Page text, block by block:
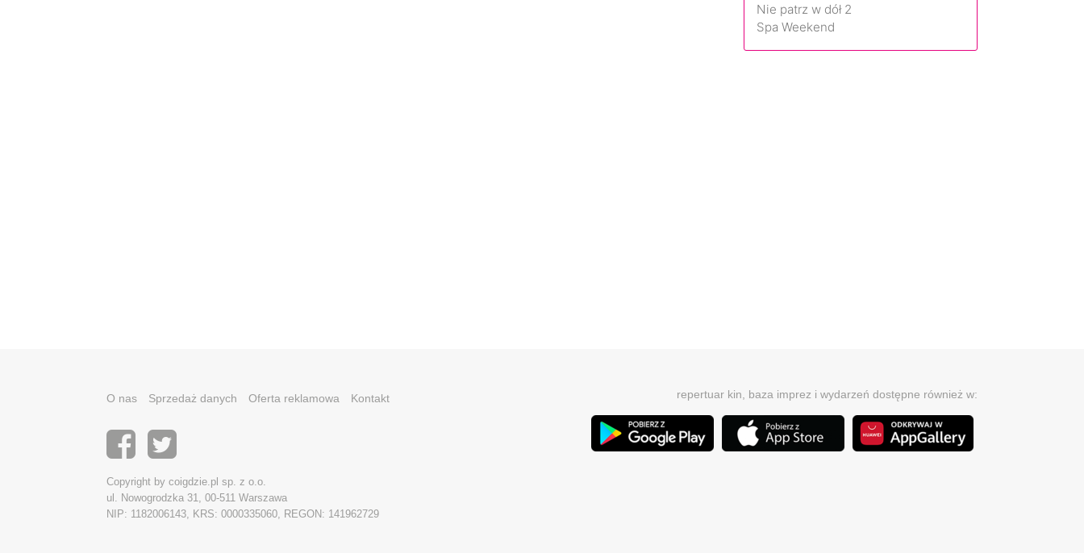
Nie patrz w dół 2
Spa Weekend
O nas Sprzedaż danych Oferta reklamowa Kontakt
Copyright by coigdzie.pl sp. z o.o.
ul. Nowogrodzka 31, 00-511 Warszawa
NIP: 1182006143, KRS: 0000335060, REGON: 141962729
repertuar kin, baza imprez i wydarzeń dostępne również w: